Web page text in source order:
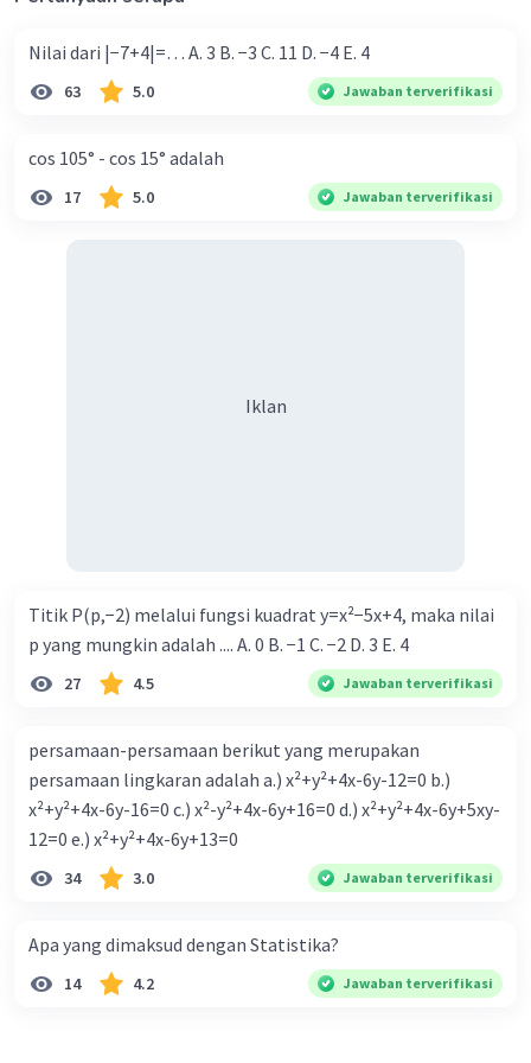
ini jugaaa makasiii yaa kaa🤗
Nilai dari |−7+4|=… A. 3 B. −3 C. 11 D. −4 E. 4
63 5.0 Jawaban terverifikasi
cos 105° - cos 15° adalah
17 5.0 Jawaban terverifikasi
Iklan
Titik P(p,−2) melalui fungsi kuadrat y=x²−5x+4, maka nilai
p yang mungkin adalah .... A. 0 B. −1 C. −2 D. 3 E. 4
27 4.5 Jawaban terverifikasi
persamaan-persamaan berikut yang merupakan
persamaan lingkaran adalah a.) x²+y²+4x-6y-12=0 b.)
x²+y²+4x-6y-16=0 c.) x²-y²+4x-6y+16=0 d.) x²+y²+4x-6y+5xy-
12=0 e.) x²+y²+4x-6y+13=0
34 3.0 Jawaban terverifikasi
Apa yang dimaksud dengan Statistika?
14 4.2 Jawaban terverifikasi